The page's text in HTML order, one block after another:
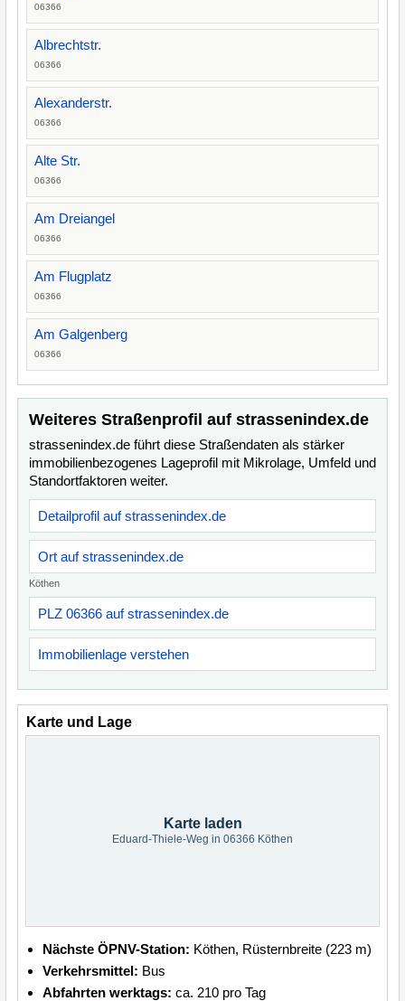
06366
Albrechtstr.
06366
Alexanderstr.
06366
Alte Str.
06366
Am Dreiangel
06366
Am Flugplatz
06366
Am Galgenberg
06366
Weiteres Straßenprofil auf strassenindex.de
strassenindex.de führt diese Straßendaten als stärker
immobilienbezogenes Lageprofil mit Mikrolage, Umfeld und
Standortfaktoren weiter.
Detailprofil auf strassenindex.de
Ort auf strassenindex.de
Köthen
PLZ 06366 auf strassenindex.de
Immobilienlage verstehen
Karte und Lage
Karte laden
Eduard-Thiele-Weg in 06366 Köthen
Nächste ÖPNV-Station: Köthen, Rüsternbreite (223 m)
Verkehrsmittel: Bus
Abfahrten werktags: ca. 210 pro Tag